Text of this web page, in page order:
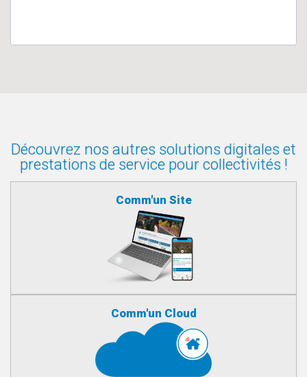
Découvrez nos autres solutions digitales et
prestations de service pour collectivités !
Comm'un Site
Comm'un Cloud